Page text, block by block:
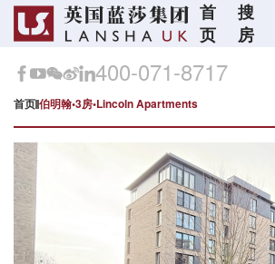
首
页
搜
房
400-071-8717
首页 伯明翰•3房•Lincoln Apartments